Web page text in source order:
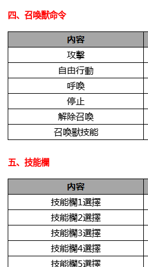
四、召喚獸命令
五、技能欄